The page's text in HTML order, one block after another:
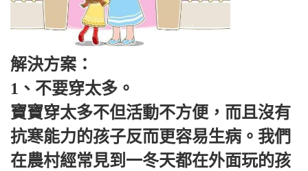
解決方案：
1、不要穿太多。
寶寶穿太多不但活動不方便，而且沒有
抗寒能力的孩子反而更容易生病。我們
在農村經常見到一冬天都在外面玩的孩